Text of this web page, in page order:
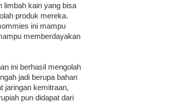
limbah kain yang bisa
produk mereka.
ini mampu
memberdayakan
ini berhasil mengolah
jadi berupa bahan
jaringan kemitraan,
pun didapat dari